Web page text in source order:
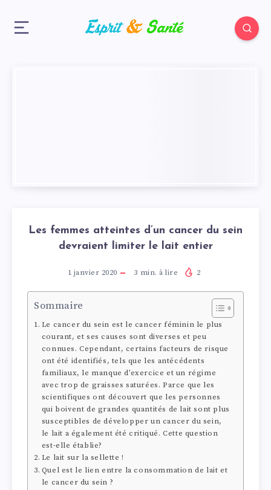
Les femmes atteintes d’un cancer du sein
devraient limiter le lait entier
1 janvier 2020 3 min. à lire 2
Sommaire
Le cancer du sein est le cancer féminin le plus
courant, et ses causes sont diverses et peu
connues. Cependant, certains facteurs de risque
ont été identifiés, tels que les antécédents
familiaux, le manque d’exercice et un régime
avec trop de graisses saturées. Parce que les
scientifiques ont découvert que les personnes
qui boivent de grandes quantités de lait sont plus
susceptibles de développer un cancer du sein,
le lait a également été critiqué. Cette question
est-elle établie?
Le lait sur la sellette !
Quel est le lien entre la consommation de lait et
le cancer du sein ?